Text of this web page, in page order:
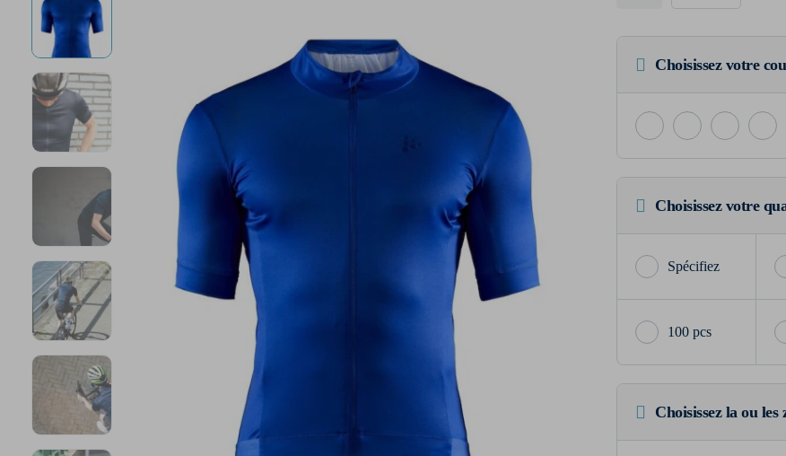
Choisissez votre
Choisissez votre
100 pcs
Choisissez la ou les